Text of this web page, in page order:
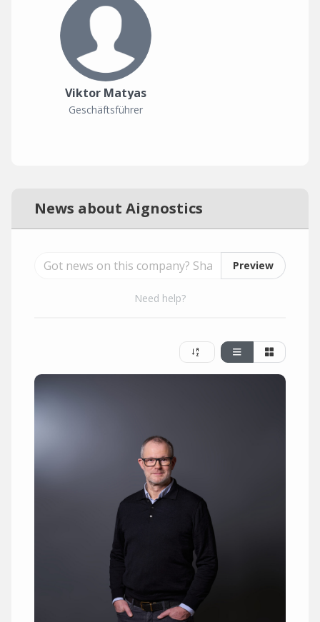
Viktor Matyas
Geschäftsführer
News about Aignostics
Preview
Need help?